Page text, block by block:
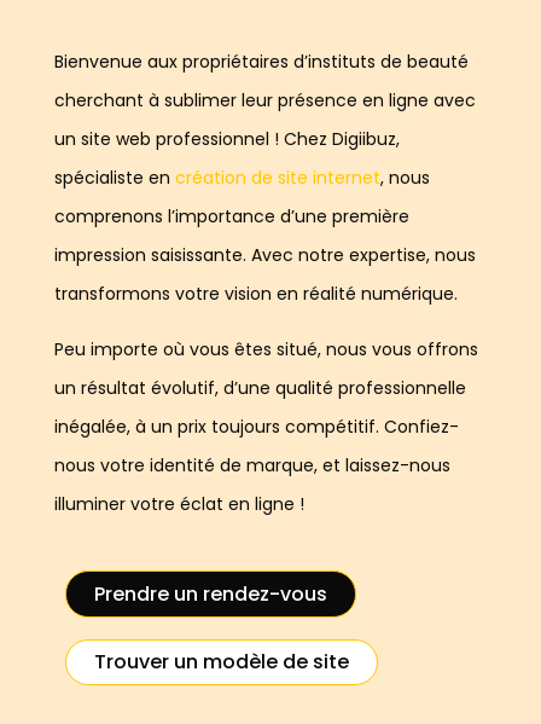
Bienvenue aux propriétaires d’instituts de beauté
cherchant à sublimer leur présence en ligne avec
un site web professionnel ! Chez Digiibuz,
spécialiste en création de site internet, nous
comprenons l’importance d’une première
impression saisissante. Avec notre expertise, nous
transformons votre vision en réalité numérique.
Peu importe où vous êtes situé, nous vous offrons
un résultat évolutif, d’une qualité professionnelle
inégalée, à un prix toujours compétitif. Confiez-
nous votre identité de marque, et laissez-nous
illuminer votre éclat en ligne !
Prendre un rendez-vous
Trouver un modèle de site